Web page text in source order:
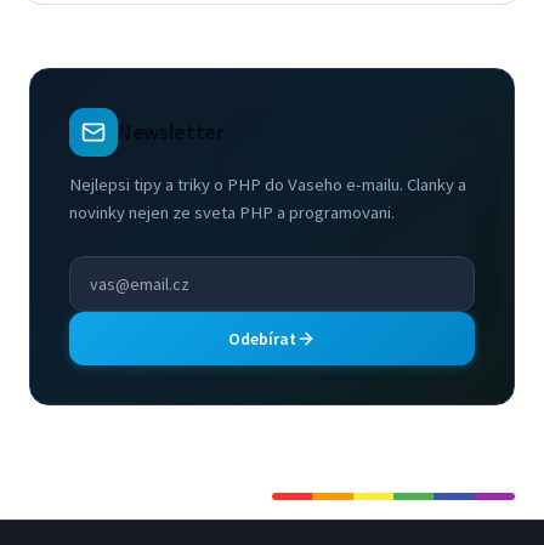
Newsletter
Nejlepsi tipy a triky o PHP do Vaseho e-mailu. Clanky a
novinky nejen ze sveta PHP a programovani.
Odebírat